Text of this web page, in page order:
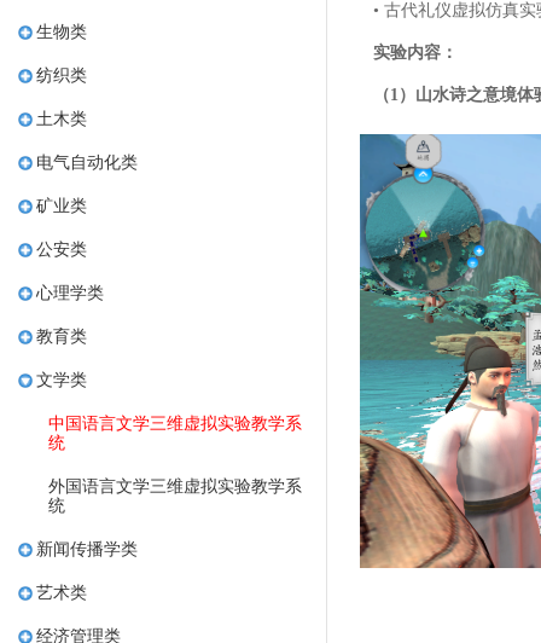
生物类
纺织类
土木类
电气自动化类
矿业类
公安类
心理学类
教育类
文学类
中国语言文学三维虚拟实验教学系
统
外国语言文学三维虚拟实验教学系
统
新闻传播学类
艺术类
经济管理类
• 古代礼仪虚拟仿真实
实验内容：
（1）山水诗之意境